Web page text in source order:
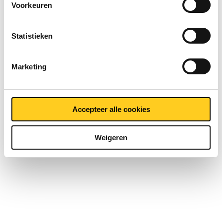
Voorkeuren
Statistieken
Marketing
Accepteer alle cookies
Weigeren
Contact opnemen?